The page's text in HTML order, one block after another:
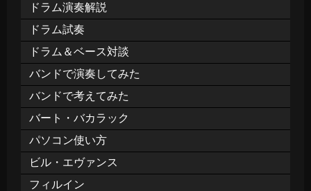
ドラム演奏解説
ドラム試奏
ドラム＆ベース対談
バンドで演奏してみた
バンドで考えてみた
バート・バカラック
パソコン使い方
ビル・エヴァンス
フィルイン